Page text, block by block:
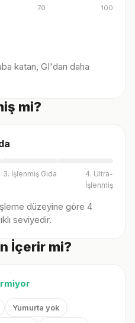
70 100
katan, GI'dan daha
mi?
3. İşlenmiş Gıda
4. Ultra-
İşlenmiş
düzeyine göre 4
seviyedir.
İçerir mi?
Yumurta yok